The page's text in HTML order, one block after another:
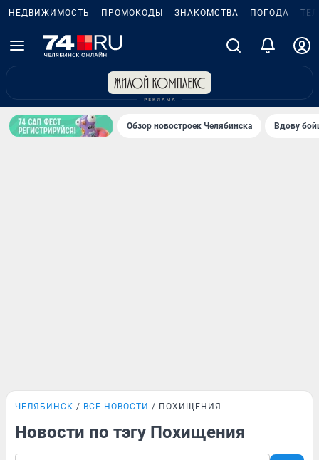
НЕДВИЖИМОСТЬ ПРОМОКОДЫ ЗНАКОМСТВА ПОГОДА
Обзор новостроек Челябинска Вдову
ЧЕЛЯБИНСК ВСЕ НОВОСТИ ПОХИЩЕНИЯ
Новости по тэгу Похищения